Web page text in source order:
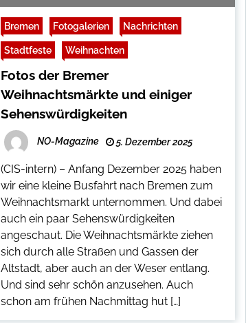
Bremen Fotogalerien Nachrichten
Stadtfeste Weihnachten
Fotos der Bremer
Weihnachtsmärkte und einiger
Sehenswürdigkeiten
NO-Magazine 5. Dezember 2025
(CIS-intern) – Anfang Dezember 2025 haben
wir eine kleine Busfahrt nach Bremen zum
Weihnachtsmarkt unternommen. Und dabei
auch ein paar Sehenswürdigkeiten
angeschaut. Die Weihnachtsmärkte ziehen
sich durch alle Straßen und Gassen der
Altstadt, aber auch an der Weser entlang.
Und sind sehr schön anzusehen. Auch
schon am frühen Nachmittag hut […]